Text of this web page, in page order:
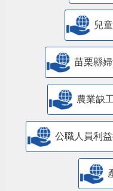
兒
苗栗縣
農業缺工
公職人員利